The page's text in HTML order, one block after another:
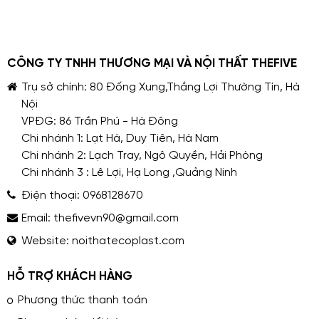
CÔNG TY TNHH THƯƠNG MẠI VÀ NỘI THẤT THEFIVE
Trụ sở chính: 80 Đống Xung,Thắng Lợi Thường Tín, Hà
Nội
VPĐG: 86 Trần Phú - Hà Đông
Chi nhánh 1: Lạt Hà, Duy Tiên, Hà Nam
Chi nhánh 2: Lạch Tray, Ngô Quyền, Hải Phòng
Chi nhánh 3 : Lê Lợi, Hạ Long ,Quảng Ninh
Điện thoại: 0968128670
Email: thefivevn90@gmail.com
Website: noithatecoplast.com
HỖ TRỢ KHÁCH HÀNG
Phương thức thanh toán